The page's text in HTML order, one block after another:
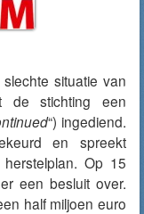
situatie van
de stichting een
“) ingediend.
en spreekt
Op 15
een besluit over.
half miljoen euro